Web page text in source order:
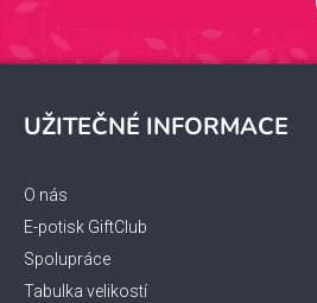
UŽITEČNÉ INFORMACE
O nás
E-potisk GiftClub
Spolupráce
Tabulka velikostí